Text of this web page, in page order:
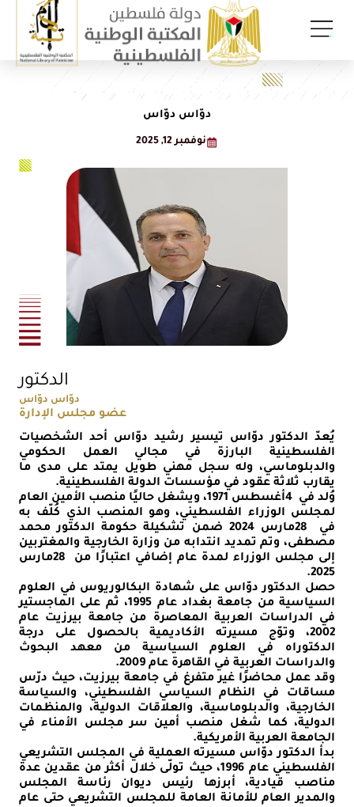
دوّاس دوّاس
نوفمبر 12, 2025
الدكتور
دوّاس دوّاس
عضو مجلس الإدارة
يُعدّ الدكتور دوّاس تيسير رشيد دوّاس أحد الشخصيات
الفلسطينية البارزة في مجالي العمل الحكومي
والدبلوماسي، وله سجل مهني طويل يمتد على مدى ما
يقارب ثلاثة عقود في مؤسسات الدولة الفلسطينية.
وُلد في 4
أغسطس 1971، ويشغل حاليًا منصب الأمين العام
لمجلس الوزراء الفلسطيني، وهو المنصب الذي كُلّف به
في
28
مارس 2024 ضمن تشكيلة حكومة الدكتور محمد
مصطفى، وتم تمديد انتدابه من وزارة الخارجية والمغتربين
إلى مجلس الوزراء لمدة عام إضافي اعتبارًا من
28مارس
2025
.
حصل الدكتور دوّاس على شهادة البكالوريوس في العلوم
السياسية من جامعة بغداد عام 1995، ثم على الماجستير
في الدراسات العربية المعاصرة من جامعة بيرزيت عام
2002، وتوّج مسيرته الأكاديمية بالحصول على درجة
الدكتوراه في العلوم السياسية من معهد البحوث
والدراسات العربية في القاهرة عام 2009
.
وقد عمل محاضرًا غير متفرغ في جامعة بيرزيت، حيث درّس
مساقات في النظام السياسي الفلسطيني، والسياسة
الخارجية، والدبلوماسية، والعلاقات الدولية، والمنظمات
الدولية، كما شغل منصب أمين سر مجلس الأمناء في
الجامعة العربية الأمريكية.
بدأ الدكتور دوّاس مسيرته العملية في المجلس التشريعي
الفلسطيني عام 1996، حيث تولّى خلال أكثر من عقدين عدة
مناصب قيادية، أبرزها رئيس ديوان رئاسة المجلس
والمدير العام للأمانة العامة للمجلس التشريعي حتى عام